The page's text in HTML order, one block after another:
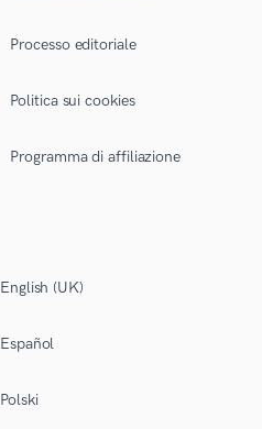
Processo editoriale
Politica sui cookies
Programma di affiliazione
English (UK)
Español
Polski